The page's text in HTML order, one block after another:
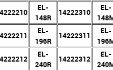
EL-
148R
14222310
EL-
EL-
196R
14222311
EL-
EL-
240R
14222312
EL-